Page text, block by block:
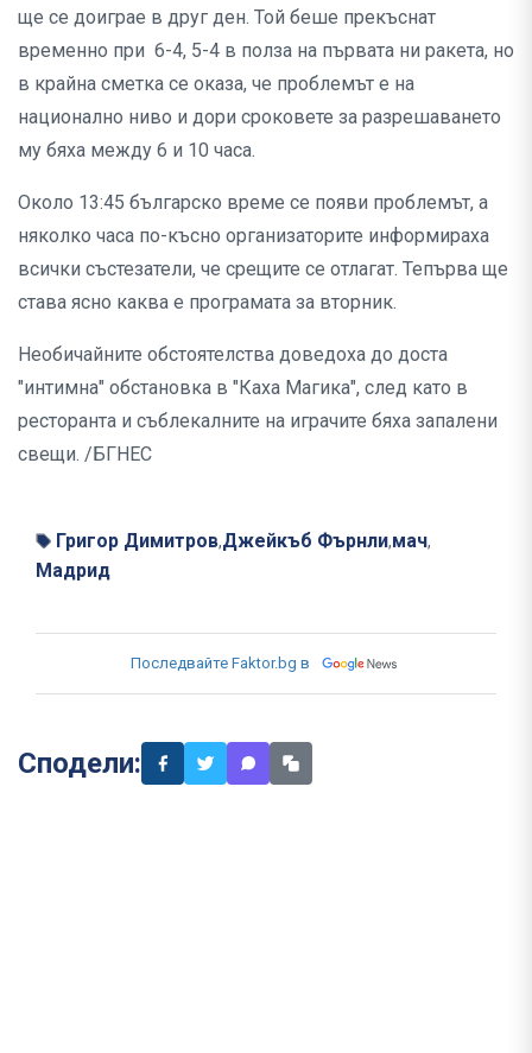
ще се доиграе в друг ден. Той беше прекъснат
временно при 6-4, 5-4 в полза на първата ни ракета, но
в крайна сметка се оказа, че проблемът е на
национално ниво и дори сроковете за разрешаването
му бяха между 6 и 10 часа.
Около 13:45 българско време се появи проблемът, а
няколко часа по-късно организаторите информираха
всички състезатели, че срещите се отлагат. Тепърва ще
става ясно каква е програмата за вторник.
Необичайните обстоятелства доведоха до доста
"интимна" обстановка в "Каха Магика", след като в
ресторанта и съблекалните на играчите бяха запалени
свещи. /БГНЕС
Григор Димитров,Джейкъб Фърнли,мач,
Мадрид
Последвайте Faktor.bg в
Сподели: